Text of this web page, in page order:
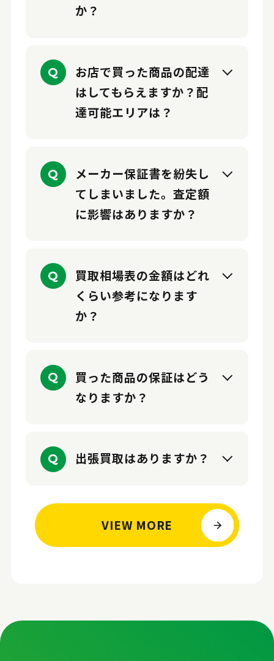
か？
Q
お店で買った商品の配達
はしてもらえますか？配
達可能エリアは？
Q
メーカー保証書を紛失し
てしまいました。査定額
に影響はありますか？
Q
買取相場表の金額はどれ
くらい参考になります
か？
Q
買った商品の保証はどう
なりますか？
Q 出張買取はありますか？
VIEW MORE